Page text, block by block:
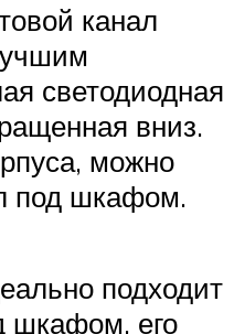
канал
светодиодная
вниз.
можно
под шкафом.
подходит
шкафом, его